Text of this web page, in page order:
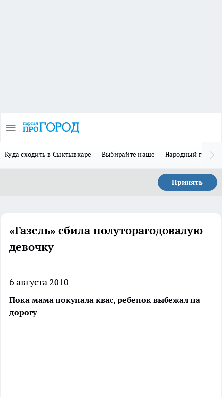
Куда сходить в Сыктывкаре Выбирайте наше Народный герой
Принять
«Газель» сбила полуторагодовалую
девочку
6 августа 2010
Пока мама покупала квас, ребенок выбежал на
дорогу